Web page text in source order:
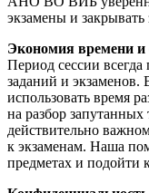
экзамены и закрывать
Экономия времени и
Период сессии
заданий и
использовать время
на разбор
действительно
к экзаменам. Наша
предметах и подойти